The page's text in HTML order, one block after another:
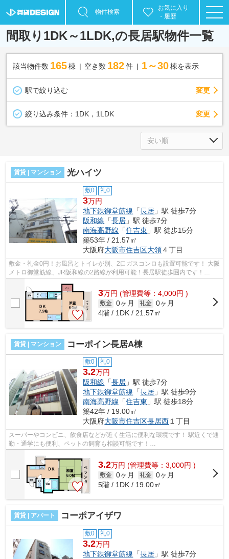
物件検索
お気に入り
・履歴
間取り1DK～1LDK,の長居駅物件一覧
該当物件数 165棟 空き数 182 件 1～30 棟を表示
駅で絞り込む 変更
絞り込み条件： 1DK，1LDK 変更
賃貸 | マンション 光ハイツ
敷0 礼0
3万円
地下鉄御堂筋線 「長居 」駅 徒歩7分
阪和線 「長居 」駅 徒歩7分
南海高野線 「住吉東 」駅 徒歩15分
築53年 / 21.57㎡
大阪府大阪市住吉区大領４丁目
敷金・礼金0円！お風呂とトイレが別、2口ガスコンロも設置可能です！ 大阪
メトロ御堂筋線、JR阪和線の2路線が利用可能！長居駅徒歩圏内です！
■□■□■□■□■□■□■□■□■□■□■□■□■□■□■□■□■□■□...
3万円 (管理費等：4,000円 )
敷金 0ヶ月 礼金 0ヶ月
4階 / 1DK / 21.57㎡
賃貸 | マンション コーポイン長居A棟
敷0 礼0
3.2万円
阪和線 「長居 」駅 徒歩7分
地下鉄御堂筋線 「長居 」駅 徒歩9分
南海高野線 「住吉東 」駅 徒歩18分
築42年 / 19.00㎡
大阪府大阪市住吉区長居西１丁目
スーパーやコンビニ、飲食店などが近く生活に便利な環境です！ 駅近くで通
勤・通学にも便利、ペットの飼育も相談可能です！
3.2万円 (管理費等：3,000円 )
敷金 0ヶ月 礼金 0ヶ月
5階 / 1DK / 19.00㎡
賃貸 | アパート コーポアイザワ
敷0 礼0
3.2万円
地下鉄御堂筋線 「長居 」駅 徒歩7分